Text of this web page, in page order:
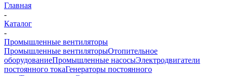
Главная
-
Каталог
-
Промышленные вентиляторы
Промышленные вентиляторыОтопительное
оборудованиеПромышленные насосыЭлектродвигатели
постоянного токаГенераторы постоянного